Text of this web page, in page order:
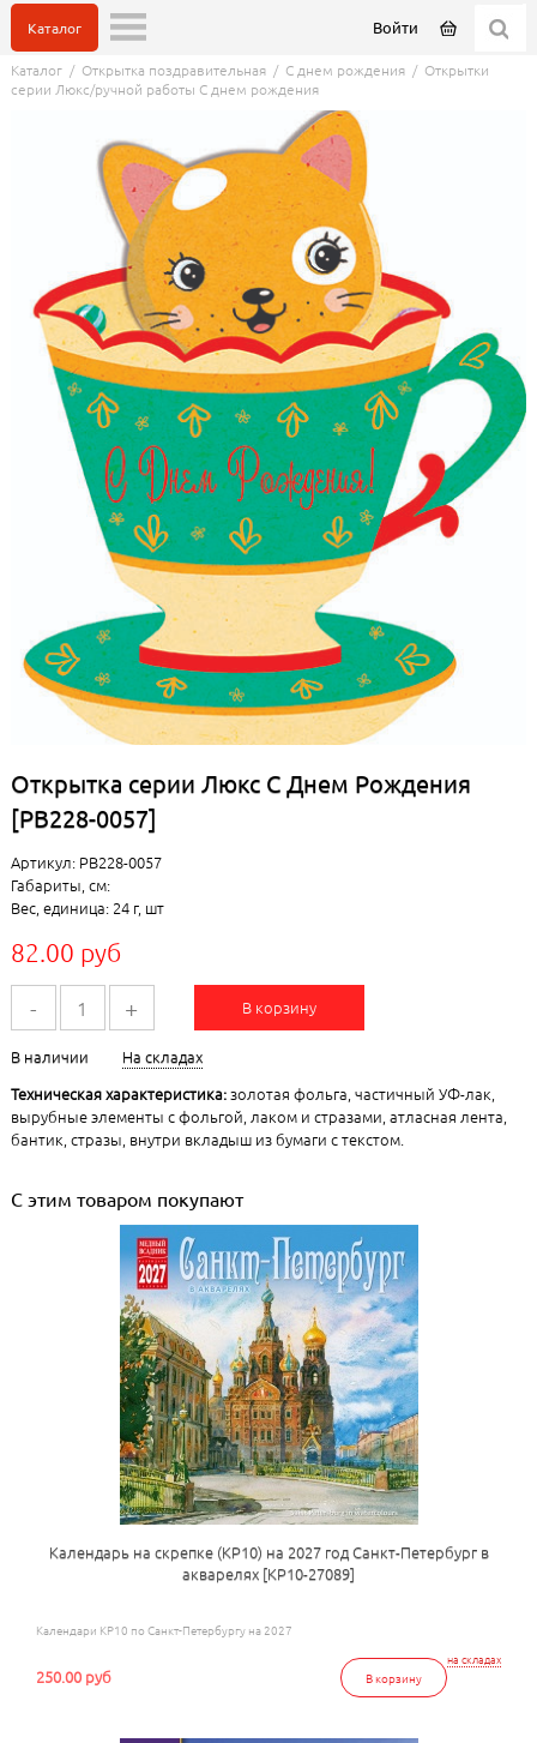
Войти
Каталог
Каталог/ Открытка поздравительная/ С днем рождения/ Открытки
серии Люкс/ручной работы С днем рождения
Открытка серии Люкс С Днем Рождения
[РВ228-0057]
Артикул: РВ228-0057
Габариты, см:
Вес, единица: 24 г, шт
82.00 руб
- + В корзину
В наличии
На складах
Техническая характеристика:золотая фольга, частичный УФ-лак,
вырубные элементы с фольгой, лаком и стразами, атласная лента,
бантик, стразы, внутри вкладыш из бумаги с текстом.
С этим товаром покупают
Календарь на скрепке (КР10) на 2027 год Санкт-Петербург в
акварелях [КР10-27089]
Календари КР10 по Санкт-Петербургу на 2027
на складах
В корзину
250.00 руб